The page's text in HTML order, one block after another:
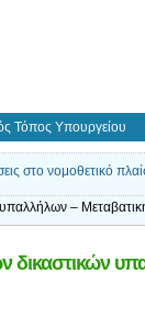
Τόπος Υπουργείου
–
δικαστικών